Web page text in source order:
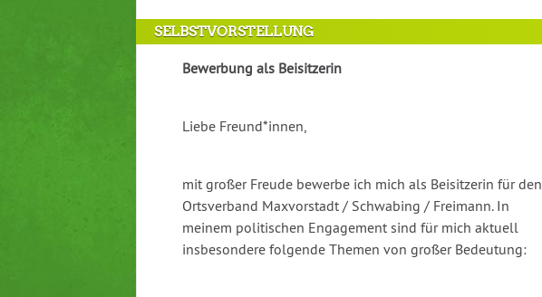
Antragstellerin
und
Rahmendaten
SELBSTVORSTELLUNG
Bewerbung als Beisitzerin
Liebe Freund*innen,
mit großer Freude bewerbe ich mich als Beisitzerin für den
Ortsverband Maxvorstadt / Schwabing / Freimann. In
meinem politischen Engagement sind für mich aktuell
insbesondere folgende Themen von großer Bedeutung: